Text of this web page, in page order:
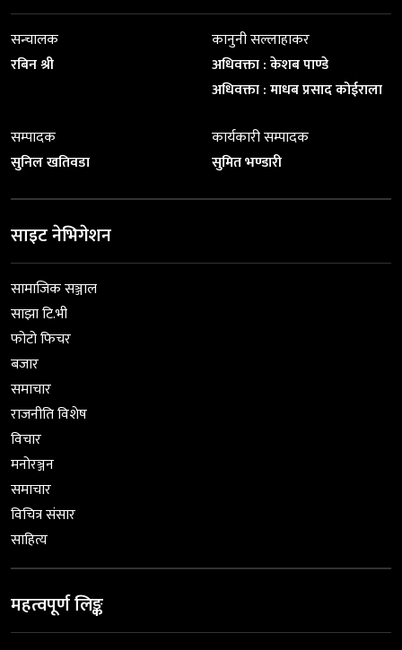
सन्चालक
रबिन श्री
कानुनी सल्लाहाकर
अधिवक्ता : केशब पाण्डे
अधिवक्ता : माधब प्रसाद कोईराला
सम्पादक
सुनिल खतिवडा
कार्यकारी सम्पादक
सुमित भण्डारी
साइट नेभिगेशन
सामाजिक सञ्जाल
साझा टि.भी
फोटो फिचर
बजार
समाचार
राजनीति विशेष
विचार
मनोरञ्जन
समाचार
विचित्र संसार
साहित्य
महत्वपूर्ण लिङ्क